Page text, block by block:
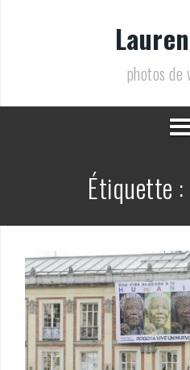
photos de
Étiquette :